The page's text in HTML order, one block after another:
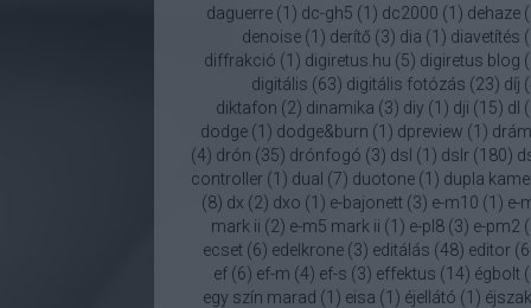
daguerre (1 ) dc-gh5 (1 ) dc2000 (1 ) dehaze (
denoise (1 ) derítő (3) dia (1 ) diavetítés (
diffrakció (1 ) digiretus.hu (5) digiretus blog (
digitális (63) digitális fotózás (23) díj (
diktafon (2) dinamika (3) diy (1 ) dji (15) dl (
dodge (1 ) dodge&burn (1 ) dpreview (1 )
(4) drón (35) drónfogó (3) dsl (1 ) dslr (180)
controller (1 ) dual (7) duotone (1 ) dupla
(8) dx (2) dxo (1 ) e-bajonett (3) e-m10 (1 ) e-
mark ii (2) e-m5 mark ii (1 ) e-pl8 (3) e-pm2 (
ecset (6) edelkrone (3) editálás (48) editor (
ef (6) ef-m (4) ef-s (3) effektus (14) égbolt (
egy szín marad (1 ) eisa (1 ) éjellátó (1 )